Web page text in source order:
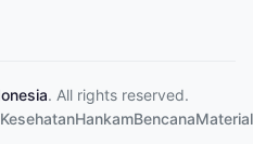
. All rights reserved.
KesehatanHankamBencanaMaterial